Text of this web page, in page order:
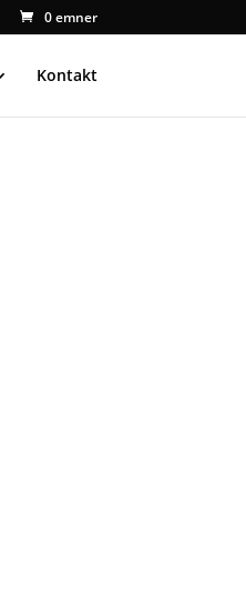
0 emner
Kontakt